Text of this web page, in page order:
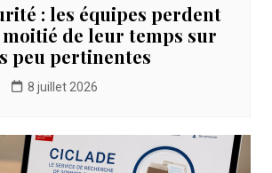
: les équipes perdent
de leur temps sur
peu pertinentes
8 juillet 2026